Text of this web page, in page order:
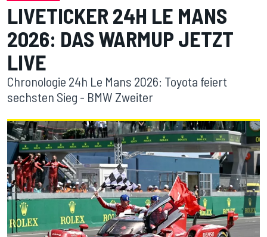
LIVETICKER 24H LE MANS
2026: DAS WARMUP JETZT
LIVE
Chronologie 24h Le Mans 2026: Toyota feiert
sechsten Sieg - BMW Zweiter